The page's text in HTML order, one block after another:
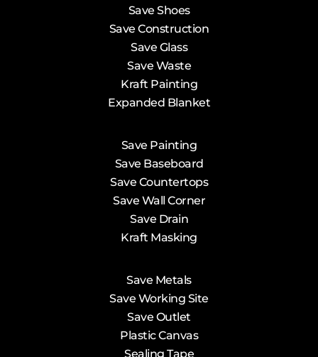
Save Shoes
Save Construction
Save Glass
Save Waste
Kraft Painting
Expanded Blanket
Save Painting
Save Baseboard
Save Countertops
Save Wall Corner
Save Drain
Kraft Masking
Save Metals
Save Working Site
Save Outlet
Plastic Canvas
Sealing Tape